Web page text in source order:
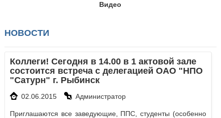
Видео
НОВОСТИ
Коллеги! Сегодня в 14.00 в 1 актовой зале
состоится встреча с делегацией ОАО "НПО
"Сатурн" г. Рыбинск
02.06.2015 Администратор
Приглашаются все заведующие, ППС, студенты (особенно